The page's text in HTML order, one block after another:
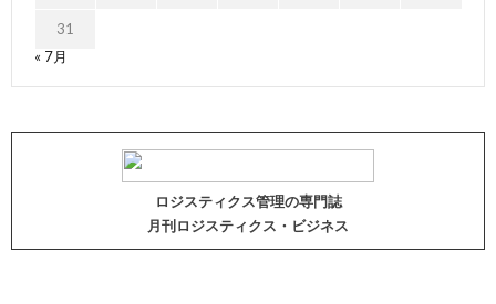
31
« 7月
ロジスティクス管理の専門誌
月刊ロジスティクス・ビジネス